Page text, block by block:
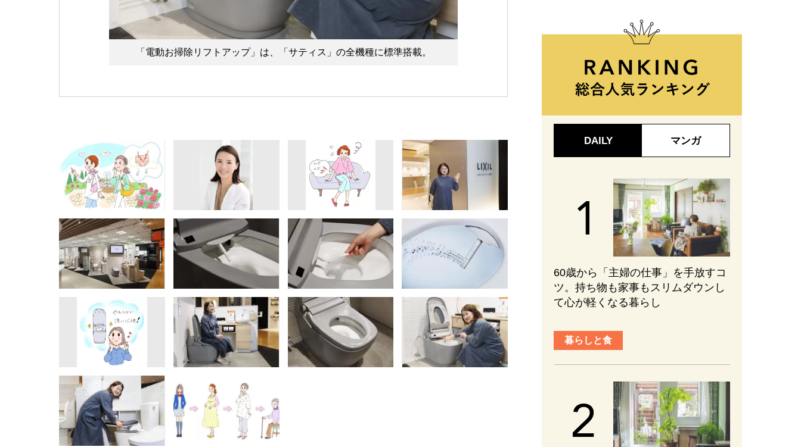
「電動お掃除リフトアップ」は、「サティス」の全機種に標準搭載。
レシートタイプ「VA」13万3000円
DAILY マンガ
60歳から「主婦の仕事」を手放すコ
ツ。持ち物も家事もスリムダウンし
て心が軽くなる暮らし
暮らしと食